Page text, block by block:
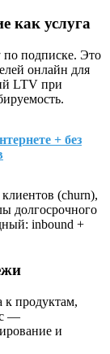
как услуга
по подписке. Это
онлайн для
LTV при
+ без
(churn),
долгосрочного
inbound +
продуктам,
—
и